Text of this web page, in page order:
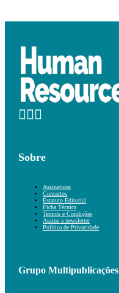
Sobre
Assinaturas
Contactos
Estatuto Editorial
Ficha Técnica
Termos e Condições
Assine a newsletter
Política de Privacidade
Grupo Multipublicações